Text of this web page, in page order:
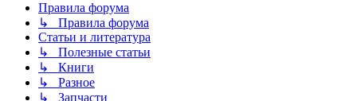
Правила форума
↳ Правила форума
Статьи и литература
↳ Полезные статьи
↳ Книги
↳ Разное
↳ Запчасти